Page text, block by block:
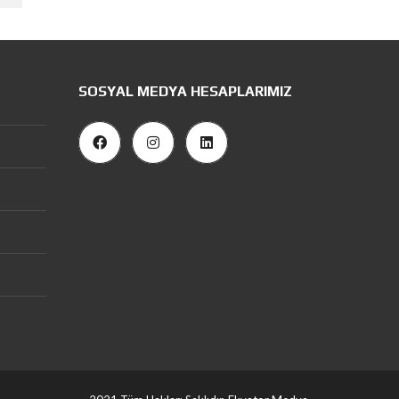
SOSYAL MEDYA HESAPLARIMIZ